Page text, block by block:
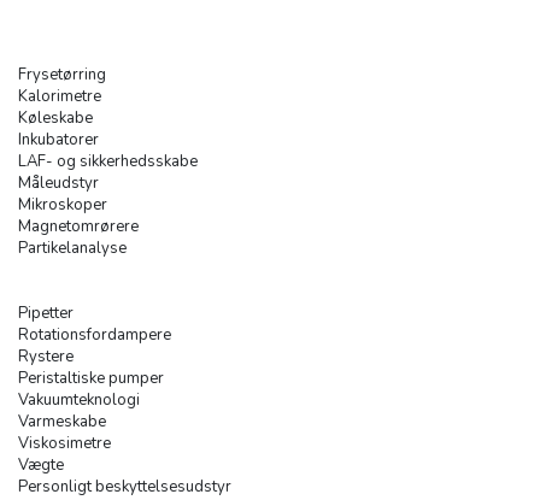
Frysetørring
Kalorimetre
Køleskabe
Inkubatorer
LAF- og sikkerhedsskabe
Måleudstyr
Mikroskoper
Magnetomrørere
Partikelanalyse
Pipetter
Rotationsfordampere
Rystere
Peristaltiske pumper
Vakuumteknologi
Varmeskabe
Viskosimetre
Vægte
Personligt beskyttelsesudstyr